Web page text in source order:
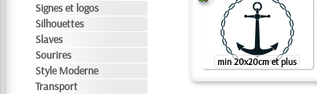
Signes et logos
Silhouettes
Slaves
Sourires
Style Moderne
Transport
min 20x20cm et plus